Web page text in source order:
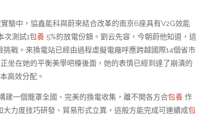
驗中，協鑫能科與蔚來結合改革的南京6座具有V2G效能
次測試1包養 5%的放電份額。劉云先容，今朝蔚他知道，這
戰。來換電站已經由過程虛擬電廠呼應跨越國際14個省市
坐在她的平衡美學吧檯後面，她的表情已經到達了崩潰的
高效分配。
建一個籠罩全國、完美的換電收集，離不開各方合包養 作
力度技巧研發、貿易形式立異，這般方能完成可連續成包